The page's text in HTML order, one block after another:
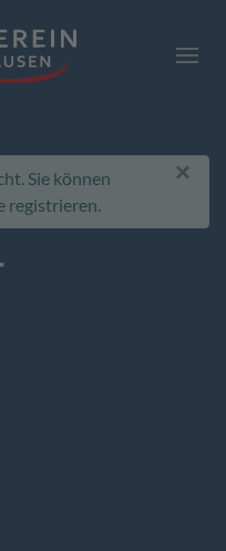
×
Sie können
registrieren.